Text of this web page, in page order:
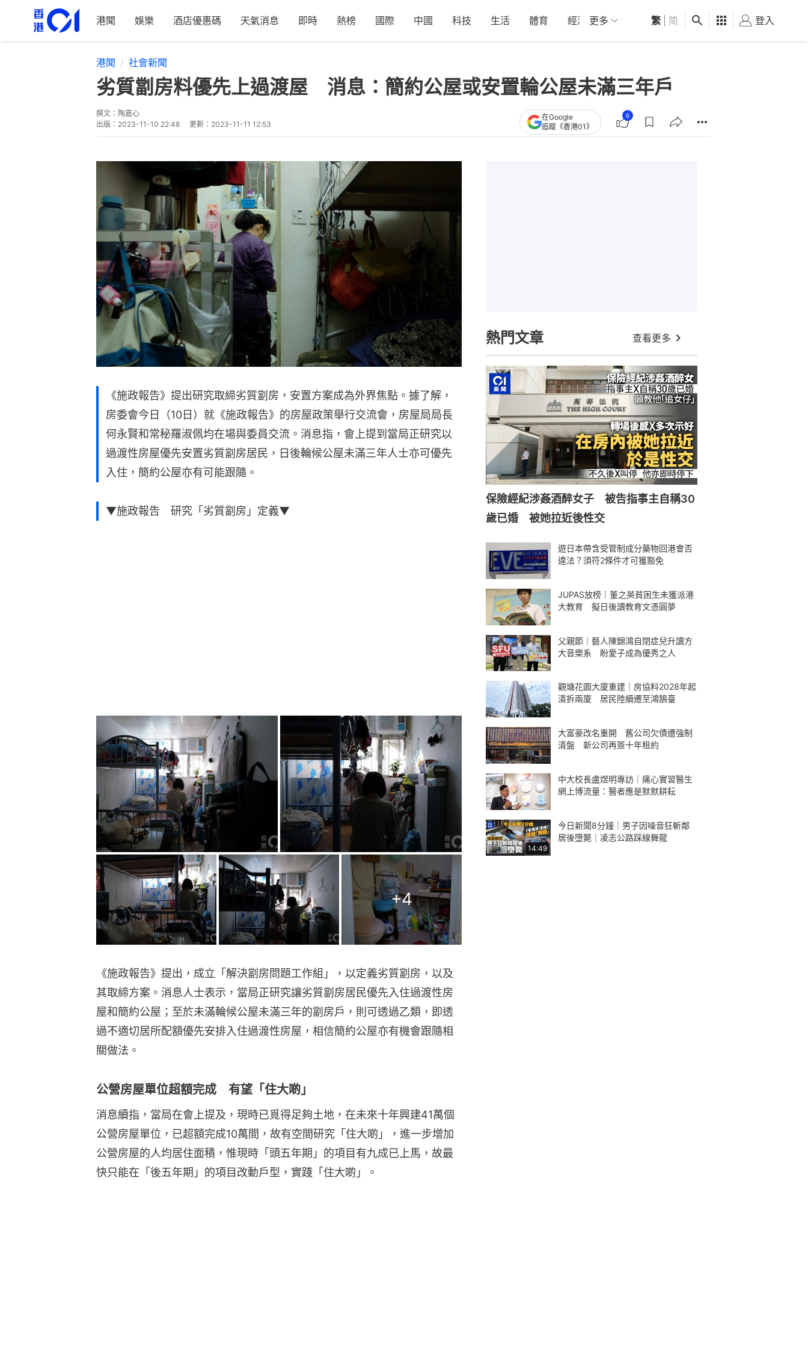
港聞 娛樂 酒店優惠碼 天氣消息 即時 熱榜 國際 中國 科技 生活 體育 經濟 01深圳 觀點 健康 好食玩飛
更多 繁 简 登入
港聞 社會新聞
劣質劏房料優先上過渡屋 消息：簡約公屋或安置輪公屋未滿三年戶
撰文： 陶嘉心
出版： 2023-11-10 22:48 更新： 2023-11-11 12:53
在Google
追蹤《香港01》
6
《施政報告》提出研究取締劣質劏房，安置方案成為外界焦點。據了解，
房委會今日（10日）就《施政報告》的房屋政策舉行交流會，房屋局局長
何永賢和常秘羅淑佩均在場與委員交流。消息指，會上提到當局正研究以
過渡性房屋優先安置劣質劏房居民，日後輪候公屋未滿三年人士亦可優先
入住，簡約公屋亦有可能跟隨。
▼施政報告 研究「劣質劏房」定義▼
+4
《施政報告》提出，成立「解決劏房問題工作組」，以定義劣質劏房，以及
其取締方案。消息人士表示，當局正研究讓劣質劏房居民優先入住過渡性房
屋和簡約公屋；至於未滿輪候公屋未滿三年的劏房戶，則可透過乙類，即透
過不適切居所配額優先安排入住過渡性房屋，相信簡約公屋亦有機會跟隨相
關做法。
公營房屋單位超額完成 有望「住大啲」
消息續指，當局在會上提及，現時已覓得足夠土地，在未來十年興建41萬個
公營房屋單位，已超額完成10萬間，故有空間研究「住大啲」，進一步增加
公營房屋的人均居住面積，惟現時「頭五年期」的項目有九成已上馬，故最
快只能在「後五年期」的項目改動戶型，實踐「住大啲」。
熱門文章 查看更多
保險經紀涉姦酒醉女子 被告指事主自稱30
歲已婚 被她拉近後性交
遊日本帶含受管制成分藥物回港會否
違法？須符2條件才可獲豁免
JUPAS放榜｜董之英貧困生未獲派港
大教育 擬日後讀教育文憑圓夢
父親節｜藝人陳錦鴻自閉症兒升讀方
大音樂系 盼愛子成為優秀之人
觀塘花園大廈重建｜房協料2028年起
清拆兩廈 居民陸續遷至鴻鵠臺
大富豪改名重開 舊公司欠債遭強制
清盤 新公司再簽十年租約
中大校長盧煜明專訪｜痛心實習醫生
網上博流量：醫者應是默默耕耘
14:49
今日新聞8分鐘｜男子因噪音狂斬鄰
居後墮斃｜凌志公路踩線舞龍